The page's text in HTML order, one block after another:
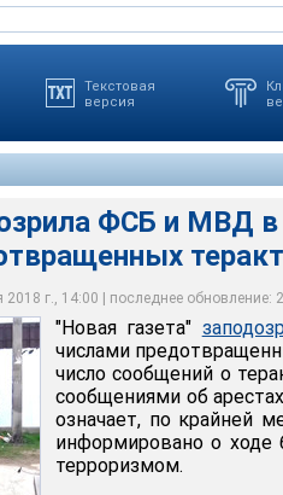
Текстовая
версия
ФСБ и МВД в
г., 14:00 | последнее обновление:
ФСБ и МВД в манипуляциях
ФСБ РФ
ФСБ рапортовала о
20 пособников "Исламского
отчиталась о поимке еще 26
"Новая газета"
числами
число сообщений о
сообщениями об
означает, по крайней
информировано о ходе
терроризмом.